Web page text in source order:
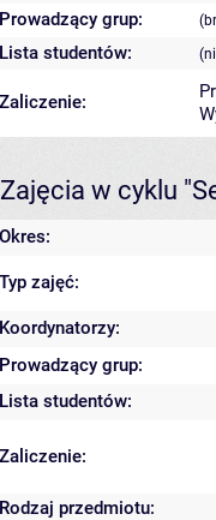
Prowadzący grup:
Lista studentów:
Zaliczenie:
Zajęcia w cyklu
Okres:
Typ zajęć:
Koordynatorzy:
Prowadzący grup:
Lista studentów:
Zaliczenie:
Rodzaj przedmiotu: